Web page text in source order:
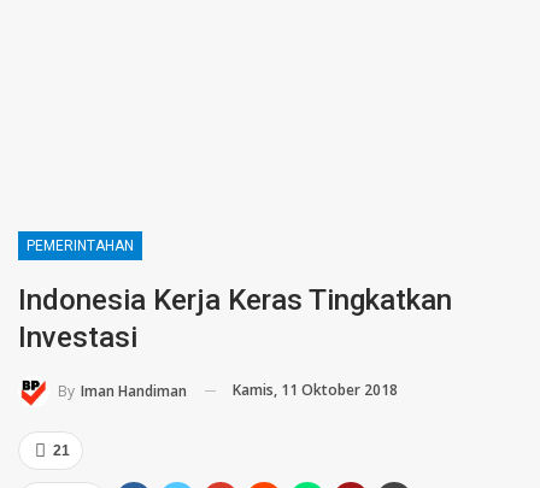
PEMERINTAHAN
Indonesia Kerja Keras Tingkatkan
Investasi
By Iman Handiman Kamis, 11 Oktober 2018
21